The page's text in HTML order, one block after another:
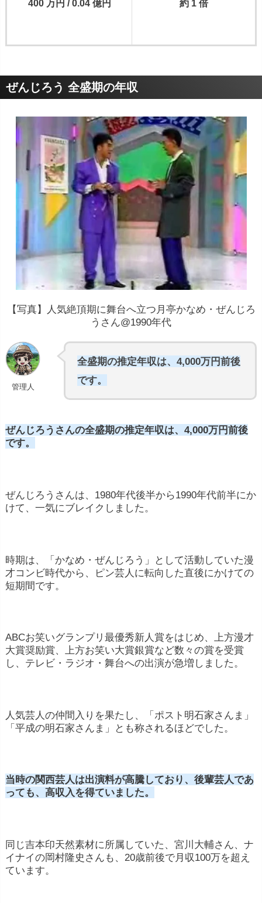
400 万円 / 0.04 億円 約 1 倍
ぜんじろう 全盛期の年収
【写真】人気絶頂期に舞台へ立つ月亭かなめ・ぜんじろ
うさん@1990年代
管理人
全盛期の推定年収は、4,000万円前後
です。
ぜんじろうさんの全盛期の推定年収は、4,000万円前後
です。
ぜんじろうさんは、1980年代後半から1990年代前半にか
けて、一気にブレイクしました。
時期は、「かなめ・ぜんじろう」として活動していた漫
才コンビ時代から、ピン芸人に転向した直後にかけての
短期間です。
ABCお笑いグランプリ最優秀新人賞をはじめ、上方漫才
大賞奨励賞、上方お笑い大賞銀賞など数々の賞を受賞
し、テレビ・ラジオ・舞台への出演が急増しました。
人気芸人の仲間入りを果たし、「ポスト明石家さんま」
「平成の明石家さんま」とも称されるほどでした。
当時の関西芸人は出演料が高騰しており、後輩芸人であ
っても、高収入を得ていました。
同じ吉本印天然素材に所属していた、宮川大輔さん、ナ
イナイの岡村隆史さんも、20歳前後で月収100万を超え
ています。